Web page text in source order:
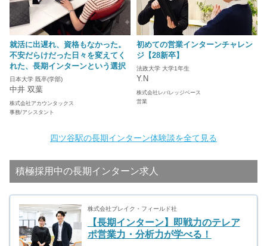
就活に出遅れ、資格もなかった。
不安だらけだった日々を変えてく
れた、長期インターンという選択
日本大学 既卒(学部)
中井 双葉
株式会社アカウンタックス
事務/アシスタント
初めての営業インターンチャレン
ジ【28新卒】
法政大学 大学1年生
Y.N
株式会社レバレッジベース
営業
四ツ谷駅の長期インターン体験談を全て見る
積極採用中の長期インターン求人
株式会社ブレイク・フィールド社
【長期インターン】即戦力のテレア
ポ営業力・分析力が学べる！